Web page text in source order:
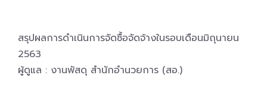
สรุปผลการดำเนินการจัดซื้อจัดจ้างในรอบเดือนมิถุนายน
2563
ผู้ดูแล : งานพัสดุ สำนักอำนวยการ (สอ.)